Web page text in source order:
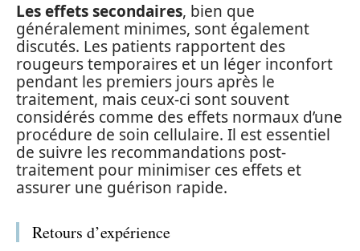
Les effets secondaires, bien que
généralement minimes, sont également
discutés. Les patients rapportent des
rougeurs temporaires et un léger inconfort
pendant les premiers jours après le
traitement, mais ceux-ci sont souvent
considérés comme des effets normaux d’une
procédure de soin cellulaire. Il est essentiel
de suivre les recommandations post-
traitement pour minimiser ces effets et
assurer une guérison rapide.
Retours d’expérience